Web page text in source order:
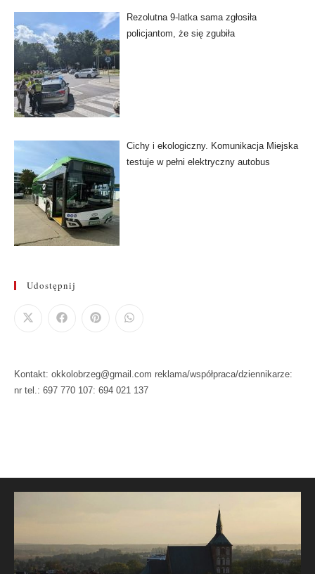
Rezolutna 9-latka sama zgłosiła
policjantom, że się zgubiła
Cichy i ekologiczny. Komunikacja Miejska
testuje w pełni elektryczny autobus
Udostępnij
Kontakt: okkolobrzeg@gmail.com reklama/współpraca/dziennikarze:
nr tel.: 697 770 107: 694 021 137